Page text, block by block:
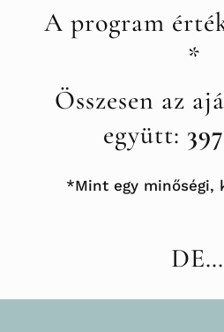
A program
*
Összesen az
együtt: 397
*Mint egy minőségi,
DE…